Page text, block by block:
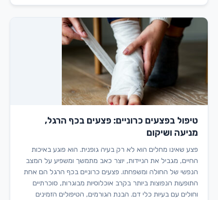
טיפול בפצעים כרוניים: פצעים בכף הרגל,
מניעה ושיקום
פצע שאינו מחלים הוא לא רק בעיה גופנית. הוא פוגע באיכות
החיים, מגביל את הניידות, יוצר כאב מתמשך ומשפיע על המצב
הנפשי של החולה ומשפחתו. פצעים כרוניים בכף הרגל הם אחת
התופעות הנפוצות ביותר בקרב אוכלוסיות מבוגרות, סוכרתיים
וחולים עם בעיות כלי דם. הבנת הגורמים, הטיפולים הזמינים